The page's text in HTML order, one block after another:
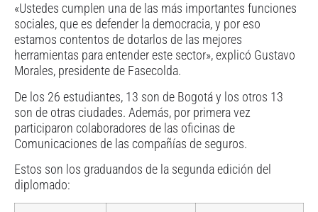
«Ustedes cumplen una de las más importantes funciones
sociales, que es defender la democracia, y por eso
estamos contentos de dotarlos de las mejores
herramientas para entender este sector», explicó Gustavo
Morales, presidente de Fasecolda.
De los 26 estudiantes, 13 son de Bogotá y los otros 13
son de otras ciudades. Además, por primera vez
participaron colaboradores de las oficinas de
Comunicaciones de las compañías de seguros.
Estos son los graduandos de la segunda edición del
diplomado: